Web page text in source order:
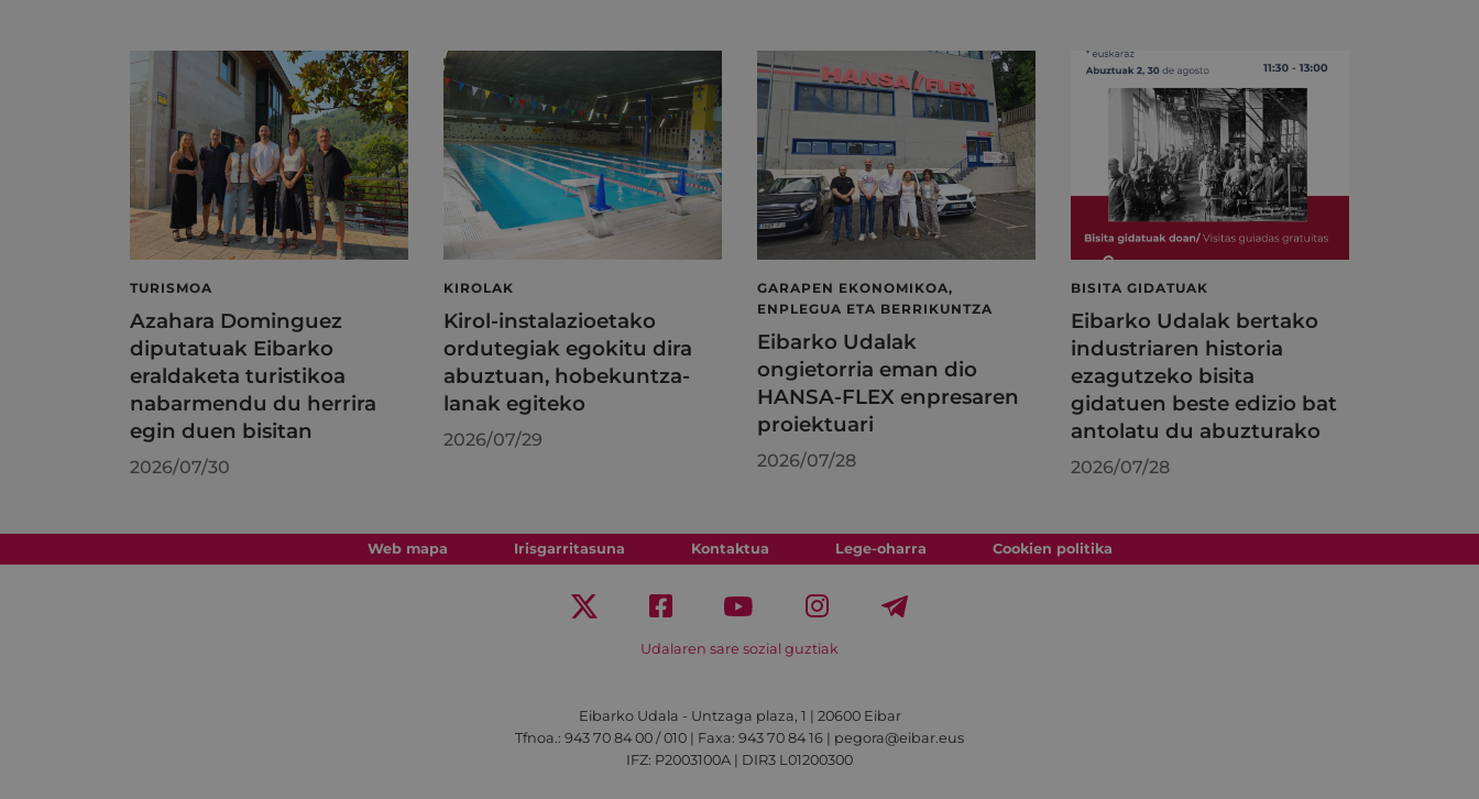
TURISMOA
Azahara Dominguez
diputatuak Eibarko
eraldaketa turistikoa
nabarmendu du herrira
egin duen bisitan
2026/07/30
KIROLAK
Kirol-instalazioetako
ordutegiak egokitu dira
abuztuan, hobekuntza-
lanak egiteko
2026/07/29
GARAPEN EKONOMIKOA,
ENPLEGUA ETA BERRIKUNTZA
Eibarko Udalak
ongietorria eman dio
HANSA-FLEX enpresaren
proiektuari
2026/07/28
BISITA GIDATUAK
Eibarko Udalak bertako
industriaren historia
ezagutzeko bisita
gidatuen beste edizio bat
antolatu du abuzturako
2026/07/28
Web mapa Irisgarritasuna Kontaktua Lege-oharra Cookien politika
Udalaren sare sozial guztiak
Eibarko Udala - Untzaga plaza, 1 | 20600 Eibar
Tfnoa.: 943 70 84 00 / 010 | Faxa: 943 70 84 16 | pegora@eibar.eus
IFZ: P2003100A | DIR3 L01200300